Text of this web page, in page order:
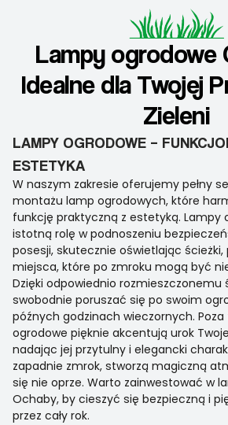
Lampy ogrodowe
Idealne dla Twojej
Zieleni
LAMPY OGRODOWE –
ESTETYKA
W naszym zakresie oferujemy pełny
montażu lamp ogrodowych, które
funkcję praktyczną z estetyką. Lampy
istotną rolę w podnoszeniu
posesji, skutecznie oświetlając ścieżki,
miejsca, które po zmroku mogą być
Dzięki odpowiednio rozmieszczonemu
swobodnie poruszać się po swoim
późnych godzinach wieczornych.
ogrodowe pięknie akcentują urok
nadając jej przytulny i elegancki
zapadnie zmrok, stworzą magiczną
się nie oprze. Warto zainwestować w
Ochaby, by cieszyć się bezpieczną i
przez cały rok.